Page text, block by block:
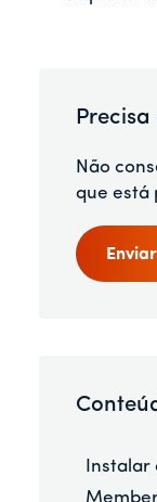
Precisa
Não
que está